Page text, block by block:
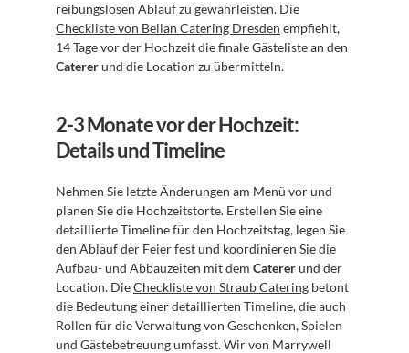
Checkliste von Bellan Catering Dresden empfiehlt,
Caterer und die Location zu übermitteln.
2-3 Monate vor der Hochzeit:
Details und Timeline
Nehmen Sie letzte Änderungen am Menü vor und
planen Sie die Hochzeitstorte. Erstellen Sie eine
detaillierte Timeline für den Hochzeitstag, legen Sie
den Ablauf der Feier fest und koordinieren Sie die
Aufbau- und Abbauzeiten mit dem Caterer und der
Location. Die Checkliste von Straub Catering betont
die Bedeutung einer detaillierten Timeline, die auch
Rollen für die Verwaltung von Geschenken, Spielen
und Gästebetreuung umfasst. Wir von Marrywell